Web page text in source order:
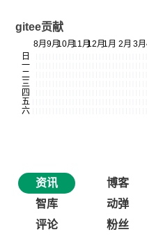
gitee贡献
资讯 博客
智库
动弹
评论
粉丝